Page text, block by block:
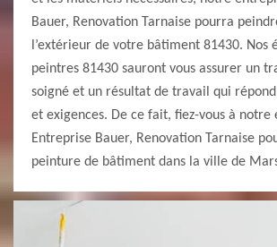
Bauer, Renovation Tarnaise pourra
l’extérieur de votre bâtiment 81430. Nos
peintres 81430 sauront vous assurer un
soigné et un résultat de travail qui répond
et exigences. De ce fait, fiez-vous à notre
Entreprise Bauer, Renovation Tarnaise
peinture de bâtiment dans la ville de